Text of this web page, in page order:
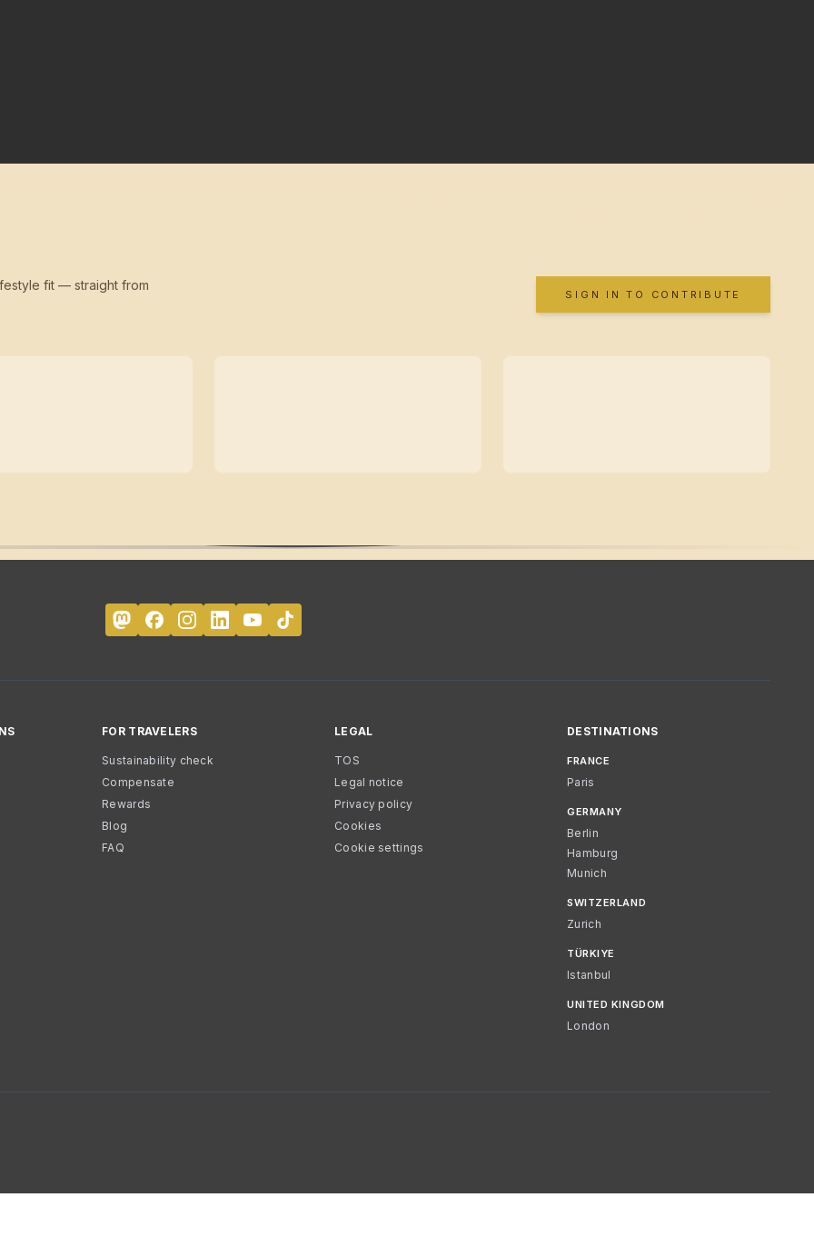
fit — straight from
SIGN IN TO CONTRIBUTE
FOR TRAVELERS
Sustainability check
Compensate
Rewards
Blog
FAQ
LEGAL
TOS
Legal notice
Privacy policy
Cookies
Cookie settings
DESTINATIONS
FRANCE
Paris
GERMANY
Berlin
Hamburg
Munich
SWITZERLAND
Zurich
TÜRKIYE
Istanbul
UNITED KINGDOM
London